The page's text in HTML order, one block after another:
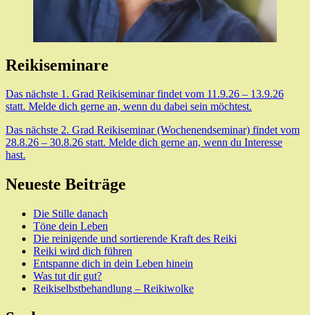
Reikiseminare
Das nächste 1. Grad Reikiseminar findet vom 11.9.26 – 13.9.26
statt. Melde dich gerne an, wenn du dabei sein möchtest.
Das nächste 2. Grad Reikiseminar (Wochenendseminar) findet vom
28.8.26 – 30.8.26 statt. Melde dich gerne an, wenn du Interesse
hast.
Neueste Beiträge
Die Stille danach
Töne dein Leben
Die reinigende und sortierende Kraft des Reiki
Reiki wird dich führen
Entspanne dich in dein Leben hinein
Was tut dir gut?
Reikiselbstbehandlung – Reikiwolke